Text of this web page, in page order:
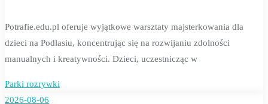
Potrafie.edu.pl oferuje wyjątkowe warsztaty majsterkowania dla
dzieci na Podlasiu, koncentrując się na rozwijaniu zdolności
manualnych i kreatywności. Dzieci, uczestnicząc w
Parki rozrywki
2026-08-06